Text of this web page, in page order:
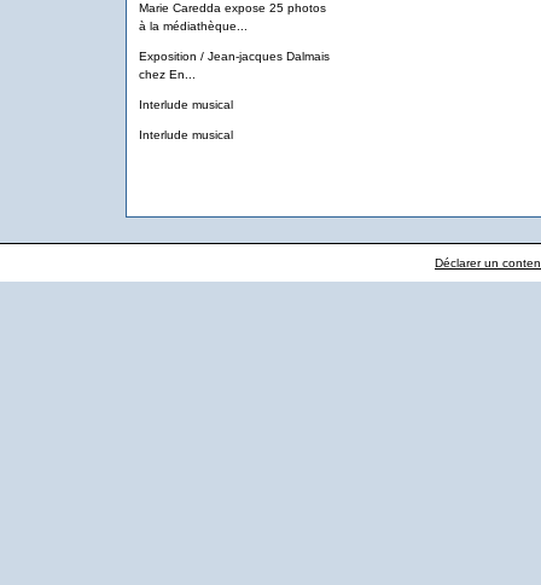
Marie Caredda expose 25 photos
à la médiathèque...
Exposition / Jean-jacques Dalmais
chez En...
Interlude musical
Interlude musical
Déclarer un